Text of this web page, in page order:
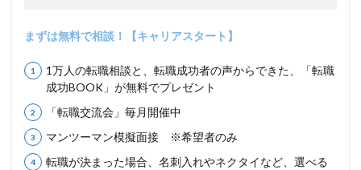
まずは無料で相談！【キャリアスタート】
1万人の転職相談と、転職成功者の声からできた、「転職
成功BOOK」が無料でプレゼント
「転職交流会」毎月開催中
マンツーマン模擬面接 ※希望者のみ
転職が決まった場合、名刺入れやネクタイなど、選べる